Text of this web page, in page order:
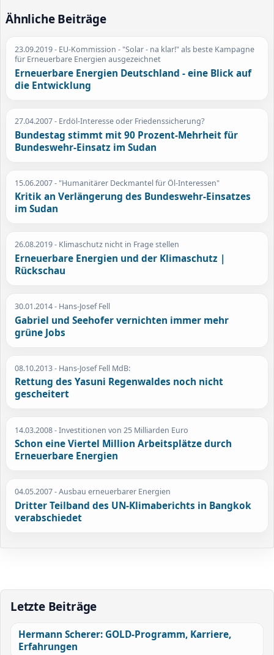
Ähnliche Beiträge
23.09.2019- EU-Kommission - "Solar - na klar!" als beste Kampagne
für Erneuerbare Energien ausgezeichnet
Erneuerbare Energien Deutschland - eine Blick auf
die Entwicklung
27.04.2007- Erdöl-Interesse oder Friedenssicherung?
Bundestag stimmt mit 90 Prozent-Mehrheit für
Bundeswehr-Einsatz im Sudan
15.06.2007- "Humanitärer Deckmantel für Öl-Interessen"
Kritik an Verlängerung des Bundeswehr-Einsatzes
im Sudan
26.08.2019- Klimaschutz nicht in Frage stellen
Erneuerbare Energien und der Klimaschutz |
Rückschau
30.01.2014- Hans-Josef Fell
Gabriel und Seehofer vernichten immer mehr
grüne Jobs
08.10.2013- Hans-Josef Fell MdB:
Rettung des Yasuni Regenwaldes noch nicht
gescheitert
14.03.2008- Investitionen von 25 Milliarden Euro
Schon eine Viertel Million Arbeitsplätze durch
Erneuerbare Energien
04.05.2007- Ausbau erneuerbarer Energien
Dritter Teilband des UN-Klimaberichts in Bangkok
verabschiedet
Letzte Beiträge
Hermann Scherer: GOLD-Programm, Karriere,
Erfahrungen